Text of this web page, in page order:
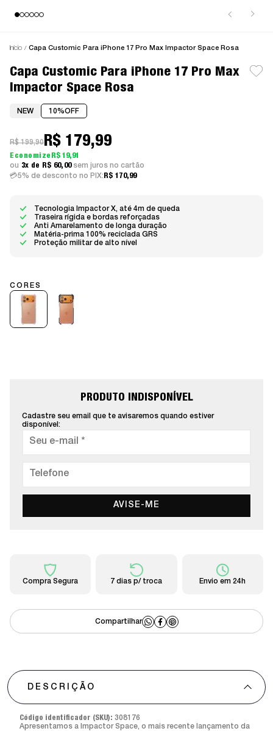
Início Capa Customic Para iPhone 17 Pro Max Impactor Space Rosa
Capa Customic Para iPhone 17 Pro Max
Impactor Space Rosa
NEW 10%OFF
5% de desconto no PIX: R$ 170,99
R$ 199,90R$ 179,99
R$ 19,91
3x
R$ 60,00 sem juros
Tecnologia Impactor X, até 4m de queda
Traseira rígida e bordas reforçadas
Anti Amarelamento de longa duração
Matéria-prima 100% reciclada GRS
Proteção militar de alto nível
PRODUTO INDISPONÍVEL
Cadastre seu email que te avisaremos quando estiver
disponível:
AVISE-ME
Compra Segura 7 dias p/ troca Envio em 24h
DESCRIÇÃO
Código identificador (SKU): 308176
Apresentamos a Impactor Space, o mais recente lançamento da